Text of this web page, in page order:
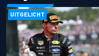
UITGELICHT